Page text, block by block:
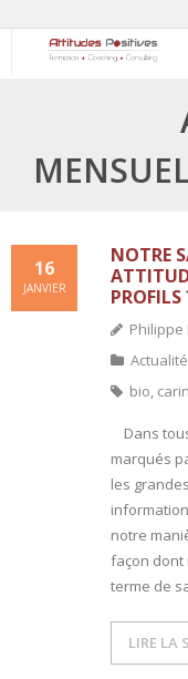
- Process
- Adapter sa posture
- Ennéagramme
- Triangle de
- Quality Teams
- L'intelligence
COACHING et
NOTRE
PROFILS
16
JANVIER
Philippe
bio,
Dans
marqués
les
notre
façon dont
terme de
LIRE LA